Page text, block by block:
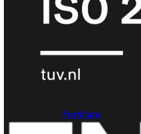
FortiCare
EssentialsFortiCare
Upgrades
FortiCare
1